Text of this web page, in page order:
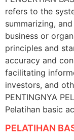
refers to the
summarizing,
business or
principles and
accuracy and
facilitating
investors, and
PENTINGNYA
Pelatihan basic
PELATIHAN